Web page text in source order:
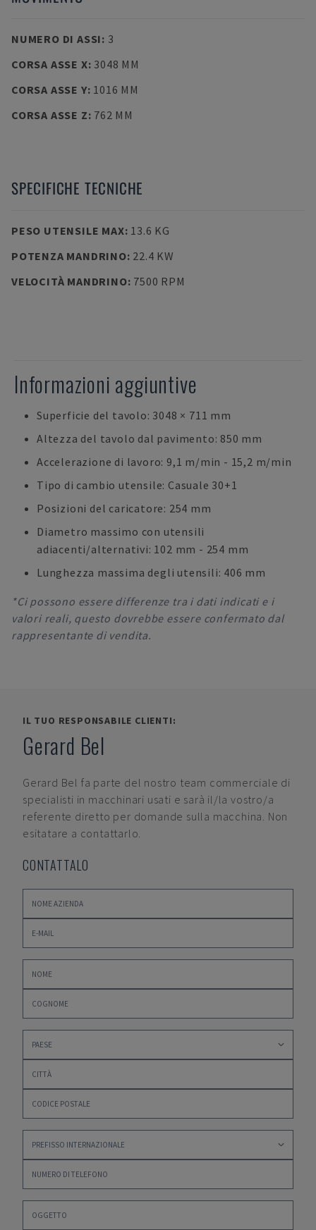
NUMERO DI ASSI: 3
CORSA ASSE X: 3048 MM
CORSA ASSE Y: 1016 MM
CORSA ASSE Z: 762 MM
SPECIFICHE TECNICHE
PESO UTENSILE MAX: 13.6 KG
POTENZA MANDRINO: 22.4 KW
VELOCITÀ MANDRINO: 7500 RPM
Informazioni aggiuntive
Superficie del tavolo: 3048 × 711 mm
Altezza del tavolo dal pavimento: 850 mm
Accelerazione di lavoro: 9,1 m/min - 15,2 m/min
Tipo di cambio utensile: Casuale 30+1
Posizioni del caricatore: 254 mm
Diametro massimo con utensili
adiacenti/alternativi: 102 mm - 254 mm
Lunghezza massima degli utensili: 406 mm
*Ci possono essere differenze tra i dati indicati e i
valori reali, questo dovrebbe essere confermato dal
rappresentante di vendita.
IL TUO RESPONSABILE CLIENTI:
Gerard Bel
Gerard Bel fa parte del nostro team commerciale di
specialisti in macchinari usati e sarà il/la vostro/a
referente diretto per domande sulla macchina. Non
esitatare a contattarlo.
CONTATTALO